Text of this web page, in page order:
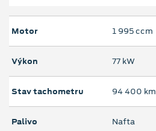
Motor 1 995 ccm
Výkon 77 kW
Stav tachometru 94 400 km
Palivo Nafta